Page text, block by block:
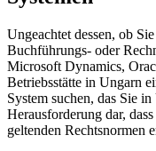
Ungeachtet dessen, ob
Buchführungs- oder
Microsoft Dynamics,
Betriebsstätte in Ungarn
System suchen, das Sie
Herausforderung dar,
geltenden Rechtsnormen